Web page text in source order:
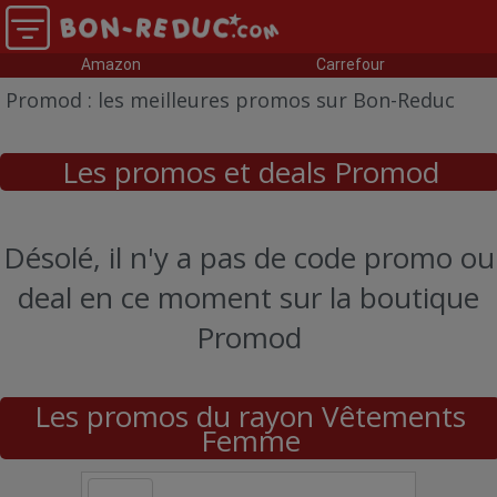
Amazon Carrefour
Promod : les meilleures promos sur Bon-Reduc
Les promos et deals Promod
Désolé, il n'y a pas de code promo ou
deal en ce moment sur la boutique
Promod
Les promos du rayon Vêtements
Femme